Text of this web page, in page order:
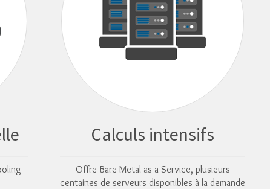
Calculs intensifs
Offre Bare Metal as a Service, plusieurs
centaines de serveurs disponibles à la demande